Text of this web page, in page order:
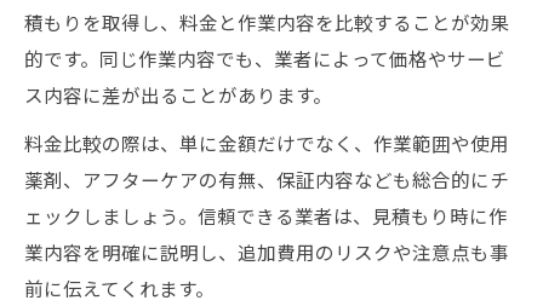
積もりを取得し、料金と作業内容を比較することが効果
的です。同じ作業内容でも、業者によって価格やサービ
ス内容に差が出ることがあります。
料金比較の際は、単に金額だけでなく、作業範囲や使用
薬剤、アフターケアの有無、保証内容なども総合的にチ
ェックしましょう。信頼できる業者は、見積もり時に作
業内容を明確に説明し、追加費用のリスクや注意点も事
前に伝えてくれます。